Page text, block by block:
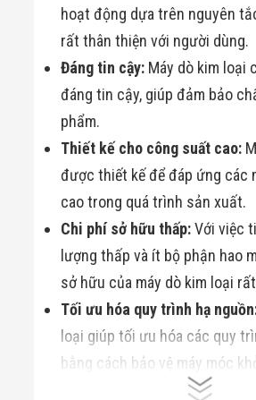
hoạt động dựa trên nguyên
rất thân thiện với người dùng.
Đáng tin cậy: Máy dò kim loại
đáng tin cậy, giúp đảm bảo
phẩm.
Thiết kế cho công suất cao:
được thiết kế để đáp ứng các
cao trong quá trình sản xuất.
Chi phí sở hữu thấp:Với việc
lượng thấp và ít bộ phận hao
sở hữu của máy dò kim loại
Tối ưu hóa quy trình hạ
loại giúp tối ưu hóa các quy
bằng cách bảo vệ máy móc
tiêu cực của tạp chất.